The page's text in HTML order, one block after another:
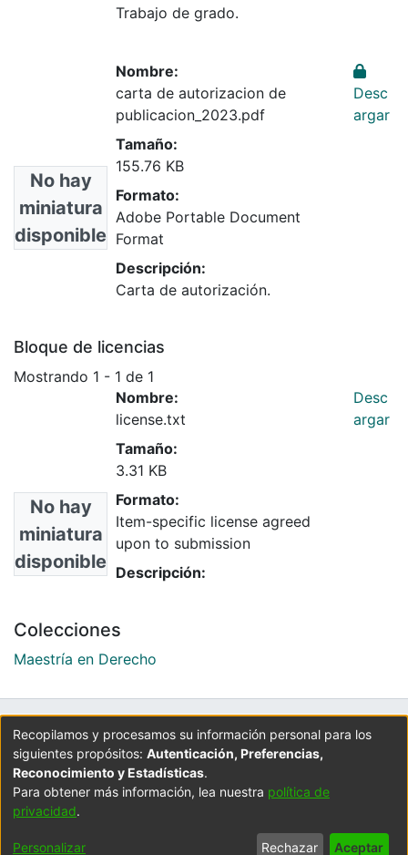
Trabajo de grado.
No hay
miniatura
disponible
Nombre:
carta de autorizacion de
publicacion_2023.pdf
Tamaño:
155.76 KB
Formato:
Adobe Portable Document
Format
Descripción:
Carta de autorización.
Desc
argar
Bloque de licencias
Mostrando 1 - 1 de 1
No hay
miniatura
disponible
Nombre:
license.txt
Tamaño:
3.31 KB
Formato:
Item-specific license agreed
upon to submission
Descripción:
Desc
argar
Colecciones
Maestría en Derecho
UNIVERSIDAD LA GRAN COLOMBIA
Cra 6 No. 12B - 40. PBX: 3276999
Universidad La Gran Colombia - Bogotá D.C.
Colombia.
Configuración de Acuerdo de Enviar
Recopilamos y procesamos su información personal para los
siguientes propósitos: Autenticación, Preferencias,
Reconocimiento y Estadísticas.
Para obtener más información, lea nuestra política de
privacidad.
Personalizar Rechazar Aceptar